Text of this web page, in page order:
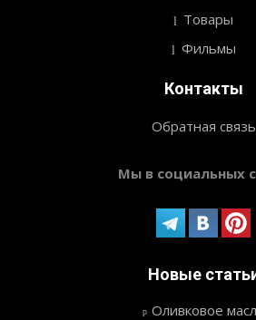
Товары
Фильмы
Контакты
Обратная связь
Мы в социальных
Новые
Оливковое